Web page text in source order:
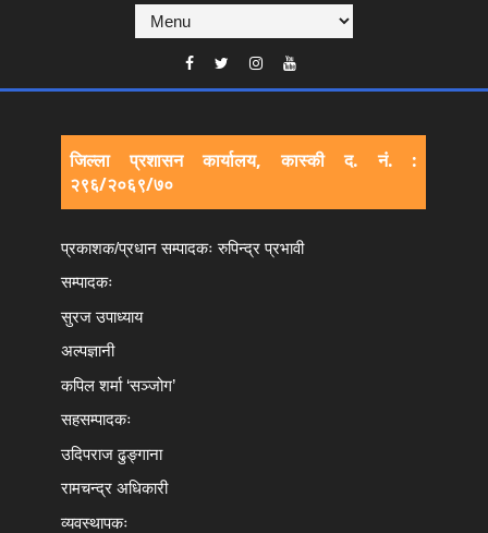
जिल्ला प्रशासन कार्यालय, कास्की द. नं. :
२९६/२०६९/७०
प्रकाशक/प्रधान सम्पादकः रुपिन्द्र प्रभावी
सम्पादकः
सुरज उपाध्याय
अल्पज्ञानी
कपिल शर्मा ‘सञ्जोग’
सहसम्पादकः
उदिपराज ढुङ्‍गाना
रामचन्द्र अधिकारी
व्यवस्थापकः